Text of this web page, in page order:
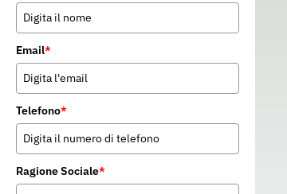
Email*
Telefono*
Ragione Sociale*